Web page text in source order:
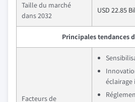
Taille du marché
dans 2032
USD 22.85
Principales tendances
Facteurs de